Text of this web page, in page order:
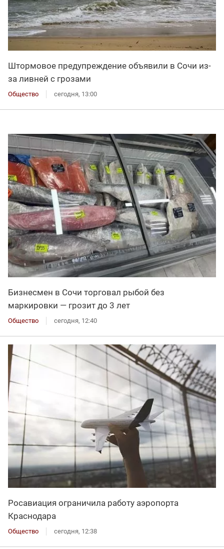
Штормовое предупреждение объявили в Сочи из-
за ливней с грозами
Общество сегодня, 13:00
Бизнесмен в Сочи торговал рыбой без
маркировки — грозит до 3 лет
Общество сегодня, 12:40
Росавиация ограничила работу аэропорта
Краснодара
Общество сегодня, 12:38